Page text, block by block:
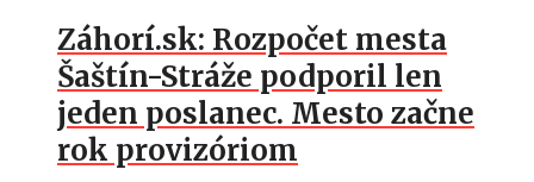
Záhorí.sk: Rozpočet mesta
Šaštín-Stráže podporil len
jeden poslanec. Mesto začne
rok provizóriom